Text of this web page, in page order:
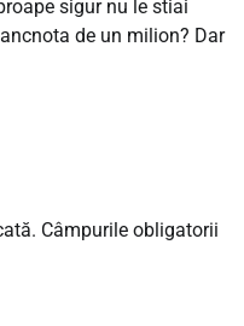
sigur nu le stiai
de un milion? Dar
Câmpurile obligatorii